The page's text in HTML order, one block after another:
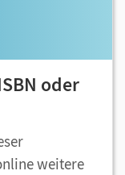
oder
weitere